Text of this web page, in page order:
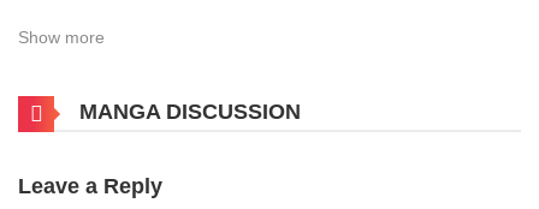
Show more
MANGA DISCUSSION
Leave a Reply